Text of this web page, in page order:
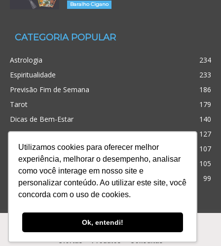
Utilizamos cookies para oferecer melhor
experiência, melhorar o desempenho, analisar
como você interage em nosso site e
personalizar conteúdo. Ao utilizar este site, você
concorda com o uso de cookies.
Ok, entendi!
Baralho Cigano
CATEGORIA POPULAR
Astrologia
234
Espiritualidade
233
Previsão Fim de Semana
186
Tarot
179
Dicas de Bem-Estar
140
Cristianismo
127
Simpatias
107
Significado dos sonhos
105
99
Ofertas Produtos
Ofertas Produtos Consultas